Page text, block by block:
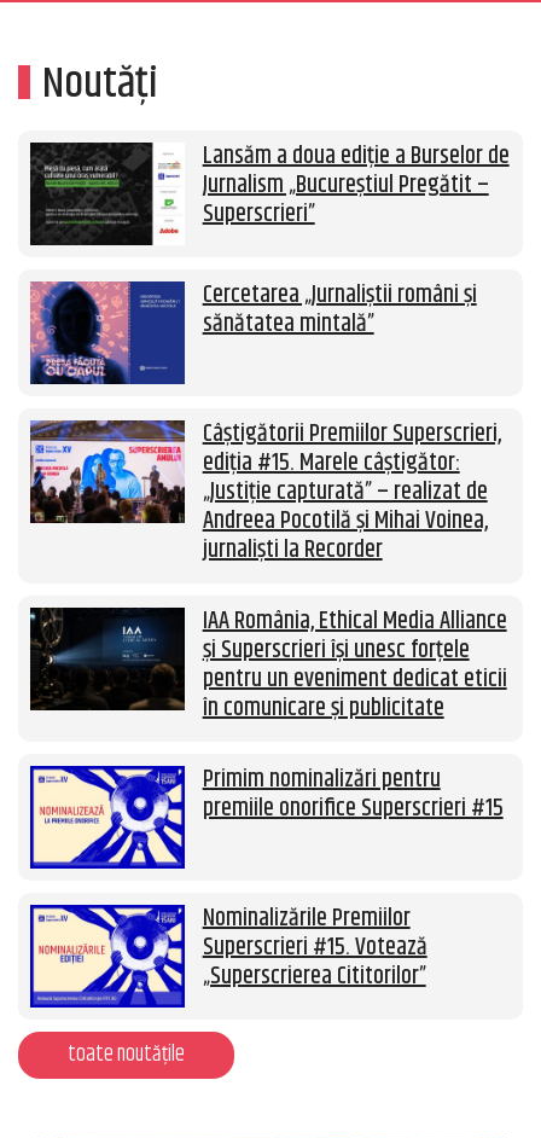
Noutăți
Lansăm a doua ediție a Burselor de
Jurnalism „Bucureștiul Pregătit –
Superscrieri”
Cercetarea „Jurnaliștii români și
sănătatea mintală”
Câștigătorii Premiilor Superscrieri,
ediția #15. Marele câștigător:
„Justiție capturată” – realizat de
Andreea Pocotilă și Mihai Voinea,
jurnaliști la Recorder
IAA România, Ethical Media Alliance
și Superscrieri își unesc forțele
pentru un eveniment dedicat eticii
în comunicare și publicitate
Primim nominalizări pentru
premiile onorifice Superscrieri #15
Nominalizările Premiilor
Superscrieri #15. Votează
„Superscrierea Cititorilor”
toate noutățile